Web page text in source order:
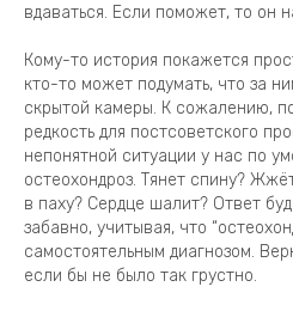
вдаваться. Если поможет, то он
Кому-то история покажется
кто-то может подумать, что за
скрытой камеры. К сожалению,
редкость для постсоветского
непонятной ситуации у нас по
остеохондроз. Тянет спину?
в паху? Сердце шалит? Ответ
забавно, учитывая, что
самостоятельным диагнозом.
если бы не было так грустно.